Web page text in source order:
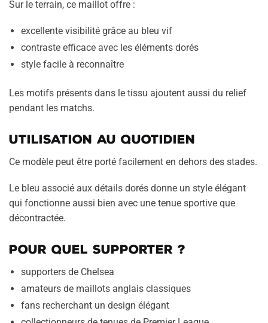
Sur le terrain, ce maillot offre :
excellente visibilité grâce au bleu vif
contraste efficace avec les éléments dorés
style facile à reconnaître
Les motifs présents dans le tissu ajoutent aussi du relief
pendant les matchs.
Utilisation au quotidien
Ce modèle peut être porté facilement en dehors des stades.
Le bleu associé aux détails dorés donne un style élégant
qui fonctionne aussi bien avec une tenue sportive que
décontractée.
Pour quel supporter ?
supporters de Chelsea
amateurs de maillots anglais classiques
fans recherchant un design élégant